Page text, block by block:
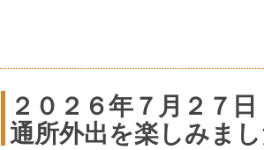
２０２６年７月２７日
通所外出を楽しみま